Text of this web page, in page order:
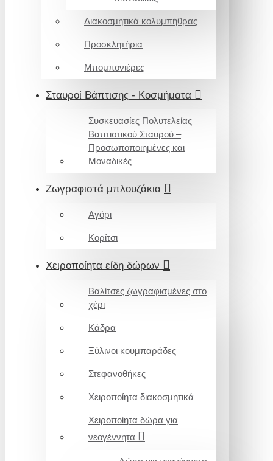
Διακοσμητικά κολυμπήθρας
Προσκλητήρια
Μπομπονιέρες
Σταυροί Βάπτισης - Κοσμήματα
Συσκευασίες Πολυτελείας
Βαπτιστικού Σταυρού –
Προσωποποιημένες και
Μοναδικές
Ζωγραφιστά μπλουζάκια
Αγόρι
Κορίτσι
Χειροποίητα είδη δώρων
Βαλίτσες ζωγραφισμένες στο
χέρι
Κάδρα
Ξύλινοι κουμπαράδες
Στεφανοθήκες
Χειροποίητα διακοσμητικά
Χειροποίητα δώρα για
νεογέννητα